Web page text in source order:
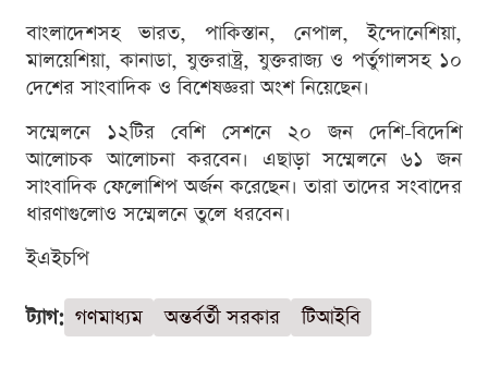
বাংলাদেশসহ ভারত, পাকিস্তান, নেপাল, ইন্দোনেশিয়া,
মালয়েশিয়া, কানাডা, যুক্তরাষ্ট্র, যুক্তরাজ্য ও পর্তুগালসহ ১০
দেশের সাংবাদিক ও বিশেষজ্ঞরা অংশ নিয়েছেন।
সম্মেলনে ১২টির বেশি সেশনে ২০ জন দেশি-বিদেশি
আলোচক আলোচনা করবেন। এছাড়া সম্মেলনে ৬১ জন
সাংবাদিক ফেলোশিপ অর্জন করেছেন। তারা তাদের সংবাদের
ধারণাগুলোও সম্মেলনে তুলে ধরবেন।
ইএইচপি
ট্যাগ: গণমাধ্যম অন্তর্বর্তী সরকার টিআইবি